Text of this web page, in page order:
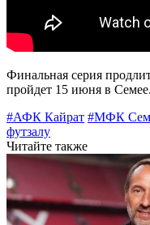
Финальная серия
пройдет 15 июня в Семее.
#АФК Кайрат #МФК
футзалу
Читайте также